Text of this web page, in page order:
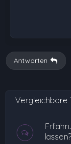
Antworten
Vergleichbare